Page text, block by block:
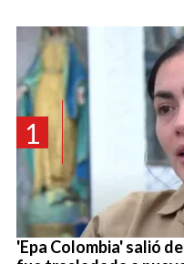
1
'Epa Colombia' salió